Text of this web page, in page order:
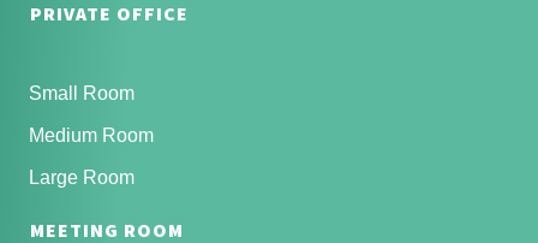
PRIVATE OFFICE
Small Room
Medium Room
Large Room
MEETING ROOM